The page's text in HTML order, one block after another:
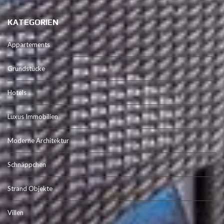
KATEGORIEN
Appartements
Grundstücke
Hotels
Luxus Immobilien
Moderne Architektur
Schnäppchen
Strand Objekte
Villen